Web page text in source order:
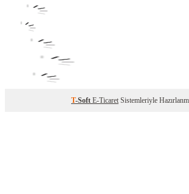
T-Soft E-Ticaret Sistemleriyle